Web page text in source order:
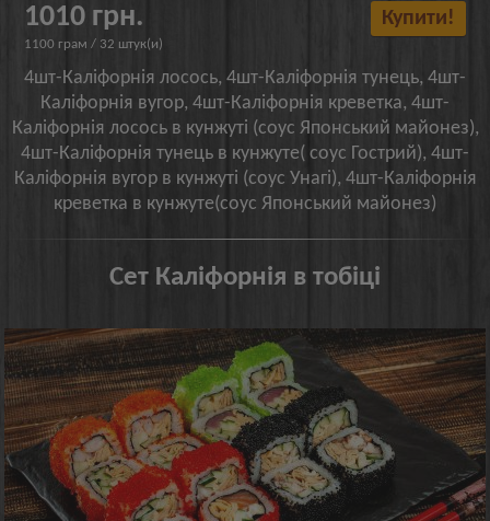
1010 грн.
1100 грам / 32 штук(и)
Купити!
4шт-Каліфорнія лосось, 4шт-Каліфорнія тунець, 4шт-
Каліфорнія вугор, 4шт-Каліфорнія креветка, 4шт-
Каліфорнія лосось в кунжуті (соус Японський майонез),
4шт-Каліфорнія тунець в кунжуте( соус Гострий), 4шт-
Каліфорнія вугор в кунжуті (соус Унагі), 4шт-Каліфорнія
креветка в кунжуте(соус Японський майонез)
Сет Каліфорнія в тобіці